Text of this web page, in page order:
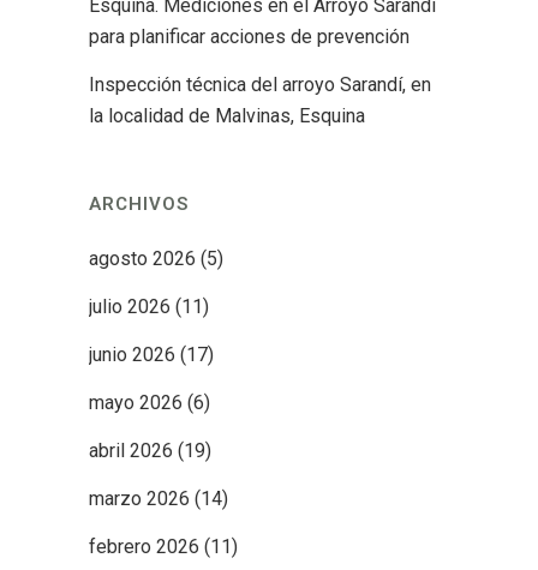
Esquina. Mediciones en el Arroyo Sarandí
para planificar acciones de prevención
Inspección técnica del arroyo Sarandí, en
la localidad de Malvinas, Esquina
ARCHIVOS
agosto 2026 (5)
julio 2026 (11)
junio 2026 (17)
mayo 2026 (6)
abril 2026 (19)
marzo 2026 (14)
febrero 2026 (11)